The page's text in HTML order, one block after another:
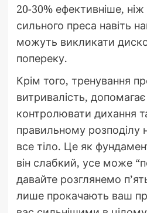
20-30% ефективніше,
сильного преса навіть
можуть викликати
попереку.
Крім того, тренування
витривалість,
контролювати дихання
правильному розподілу
все тіло. Це як
він слабкий, усе може
давайте розглянемо
лише прокачають ваш